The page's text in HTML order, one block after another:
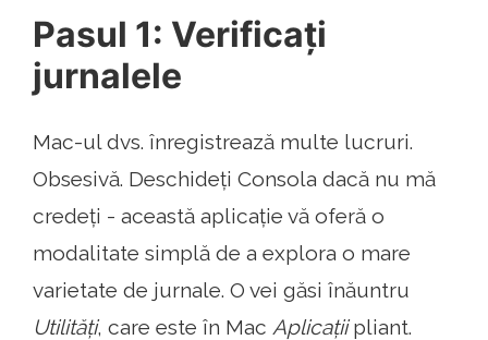
Pasul 1: Verificați
jurnalele
Mac-ul dvs. înregistrează multe lucruri.
Obsesivă. Deschideți Consola dacă nu mă
credeți - această aplicație vă oferă o
modalitate simplă de a explora o mare
varietate de jurnale. O vei găsi înăuntru
Utilități, care este în Mac Aplicațiipliant.